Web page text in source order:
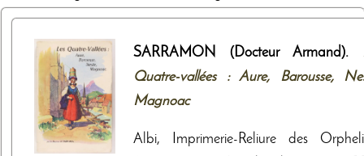
SARRAMON (Docteur Armand).
Quatre-vallées : Aure, Barousse,
Magnoac
Albi, Imprimerie-Reliure des